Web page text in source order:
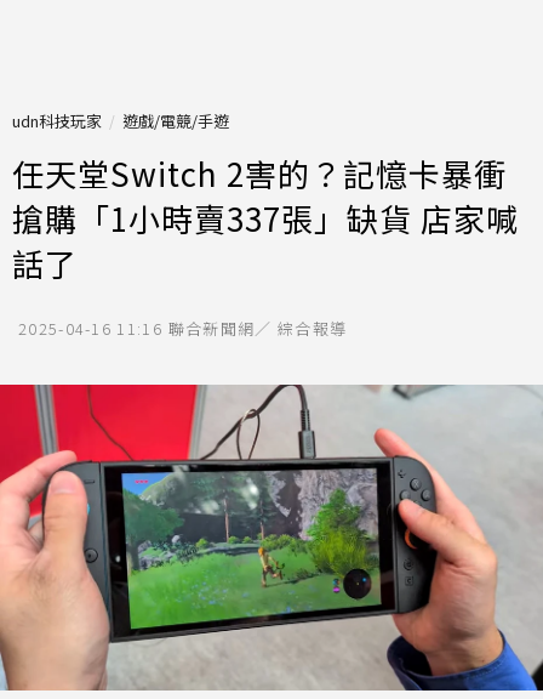
udn科技玩家 遊戲/電競/手遊
任天堂Switch 2害的？記憶卡暴衝
搶購「1小時賣337張」缺貨 店家喊
話了
2025-04-16 11:16 聯合新聞網／ 綜合報導